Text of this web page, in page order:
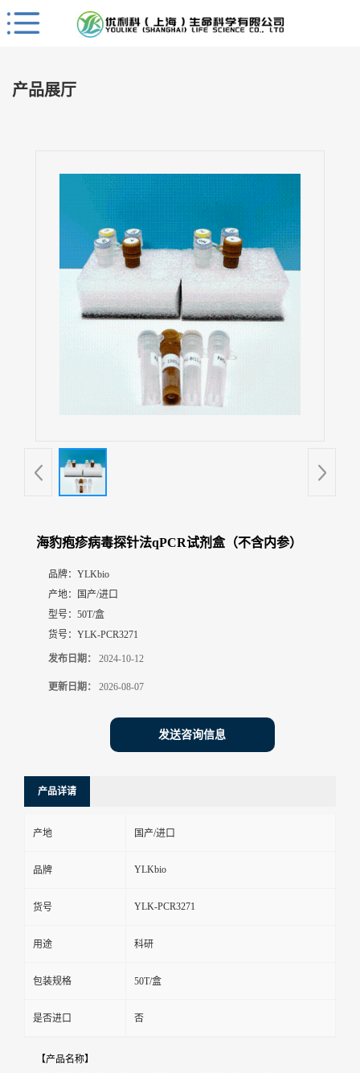
Close
首
产品展厅
海豹疱疹病毒探针法qPCR试剂盒（不含内参）
品牌： YLKbio
产地：
国产/进口
型号： 50T/盒
货号： YLK-PCR3271
发布日期： 2024-10-12
更新日期： 2026-08-07
发送咨询信息
产品详请
产地 国产/进口
品牌 YLKbio
货号 YLK-PCR3271
用途 科研
包装规格 50T/盒
是否进口 否
【产品名称】